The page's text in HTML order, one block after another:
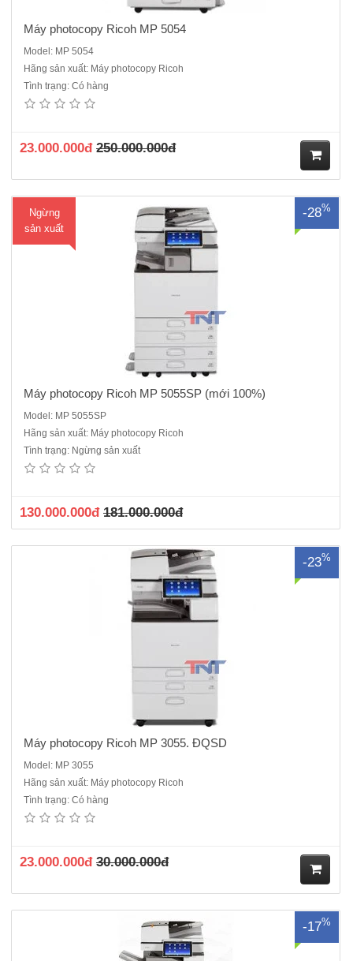
Máy photocopy Ricoh MP 5054
Model: MP 5054
Hãng sản xuất: Máy photocopy Ricoh
Tình trạng: Có hàng
23.000.000đ 250.000.000đ
ua
Ngừng
sản xuất
-28%
Máy Photocopy Ricoh MP 5055SP mới 100% Máy ricoh MP5055SP
năm 2021 ra mắt sản phẩm Máy ricoh IM5000 thay thế Máy nhập
Máy photocopy Ricoh MP 5055SP (mới 100%)
Model: MP 5055SP
Hãng sản xuất: Máy photocopy Ricoh
Tình trạng: Ngừng sản xuất
130.000.000đ 181.000.000đ
-23%
Máy Photocopy Ricoh MP 3055.ĐQSDChức năng có sẵn: Photocopy
laser đen trắng, In mạng, Scan màu - Kết nối với máy tính qua cổng
mạng Tốc độ in/copy: 30 trang/phútChức năng đảo 2 mặt bản sao tự
Máy photocopy Ricoh MP 3055. ĐQSD
Model: MP 3055
Hãng sản xuất: Máy photocopy Ricoh
Tình trạng: Có hàng
23.000.000đ 30.000.000đ
ua
-17%
Máy Photocopy Ricoh MP 3555. ĐQSD - Máy renew cao cấp cho văn
phòng , Với một chiếc máy photocopy nguyên thùng đập hộp mới đến